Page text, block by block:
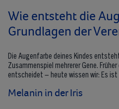
Wie entsteht die
Grundlagen der
Die Augenfarbe deines Kindes
Zusammenspiel mehrerer Gene.
entscheidet – heute wissen wir: Es ist
Melanin in der Iris